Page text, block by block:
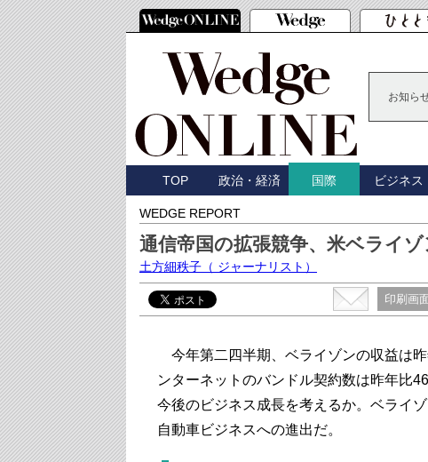
お知ら
TOP 政治・経済 国際 ビジネス
WEDGE REPORT
通信帝国の拡張競争、米ベライ
土方細秩子 （ ジャーナリスト）
印刷画
今年第二四半期、ベライゾンの収益は
ンターネットのバンドル契約数は昨年比
今後のビジネス成長を考えるか。ベライ
自動車ビジネスへの進出だ。